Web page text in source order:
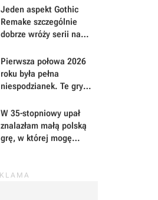
Jeden aspekt Gothic
Remake szczególnie
dobrze wróży serii na
mają powody do dumy
Pierwsza połowa 2026
roku była pełna
niespodzianek. Te gry
uwagę i Wasz czas
W 35-stopniowy upał
znalazłam małą polską
grę, w której mogę
wszystkiego